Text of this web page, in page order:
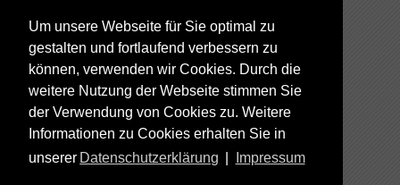
Um unsere Webseite für Sie optimal zu
gestalten und fortlaufend verbessern zu
können, verwenden wir Cookies. Durch die
weitere Nutzung der Webseite stimmen Sie
der Verwendung von Cookies zu. Weitere
Informationen zu Cookies erhalten Sie in
unserer Datenschutzerklärung Impressum